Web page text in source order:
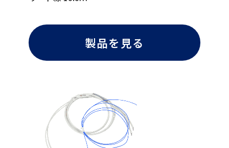
製品を見る